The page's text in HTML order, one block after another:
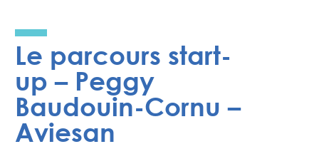
Le parcours start-
up – Peggy
Baudouin-Cornu –
Aviesan